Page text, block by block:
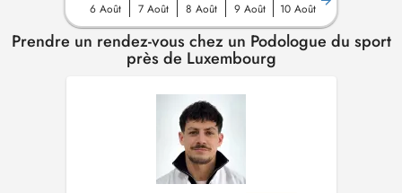
6 Août 7 Août 8 Août 9 Août 10 Août
Prendre un rendez-vous chez un Podologue du sport
près de Luxembourg